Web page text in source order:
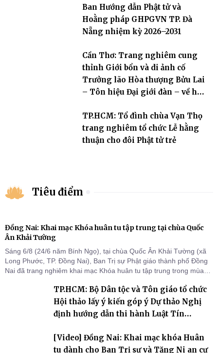
Ban Hướng dẫn Phật tử và
Hoằng pháp GHPGVN TP. Đà
Nẵng nhiệm kỳ 2026–2031
Cần Thơ: Trang nghiêm cung
thỉnh Giới bổn và di ảnh cố
Trưởng lão Hòa thượng Bửu Lai
– Tôn hiệu Đại giới đàn – về hai
TP.HCM: Tổ đình chùa Vạn Thọ
trang nghiêm tổ chức Lễ hằng
thuận cho đôi Phật tử trẻ
Tiêu điểm
Đồng Nai: Khai mạc Khóa huân tu tập trung tại chùa Quốc
Ân Khải Tường
Sáng 6/8 (24/6 năm Bính Ngọ), tại chùa Quốc Ân Khải Tường (xã
Long Phước, TP. Đồng Nai), Ban Trị sự Phật giáo thành phố Đồng
Nai đã trang nghiêm khai mạc Khóa huân tu tập trung trong mùa
chỗ khu vực VII, VIII và trường hạ chùa Quốc Ân Khải Tường.
TP.HCM: Bộ Dân tộc và Tôn giáo tổ chức
Hội thảo lấy ý kiến góp ý Dự thảo Nghị
định hướng dẫn thi hành Luật Tín
[Video] Đồng Nai: Khai mạc khóa Huân
tu dành cho Ban Trị sự và Tăng Ni an cư